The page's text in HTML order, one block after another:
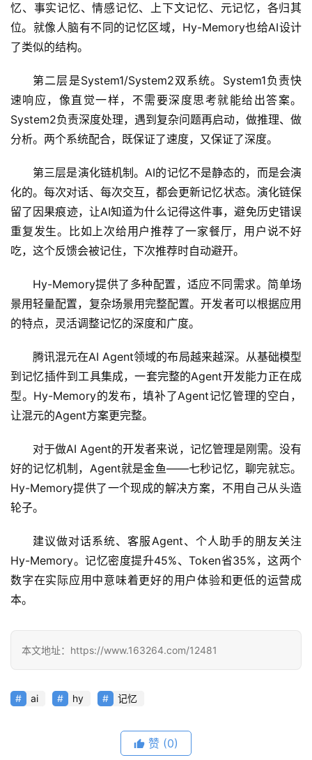
A
I
日
开
目
行
文
模
忆、事实记忆、情感记忆、上下文记忆、元记忆，各归其
位。就像人脑有不同的记忆区域，Hy-Memory也给AI设计
了类似的结构。
第二层是System1/System2双系统。System1负责快
速响应，像直觉一样，不需要深度思考就能给出答案。
System2负责深度处理，遇到复杂问题再启动，做推理、做
分析。两个系统配合，既保证了速度，又保证了深度。
第三层是演化链机制。AI的记忆不是静态的，而是会演
化的。每次对话、每次交互，都会更新记忆状态。演化链保
留了因果痕迹，让AI知道为什么记得这件事，避免历史错误
重复发生。比如上次给用户推荐了一家餐厅，用户说不好
吃，这个反馈会被记住，下次推荐时自动避开。
Hy-Memory提供了多种配置，适应不同需求。简单场
景用轻量配置，复杂场景用完整配置。开发者可以根据应用
的特点，灵活调整记忆的深度和广度。
腾讯混元在AI Agent领域的布局越来越深。从基础模型
到记忆插件到工具集成，一套完整的Agent开发能力正在成
型。Hy-Memory的发布，填补了Agent记忆管理的空白，
让混元的Agent方案更完整。
对于做AI Agent的开发者来说，记忆管理是刚需。没有
好的记忆机制，Agent就是金鱼——七秒记忆，聊完就忘。
Hy-Memory提供了一个现成的解决方案，不用自己从头造
轮子。
建议做对话系统、客服Agent、个人助手的朋友关注
Hy-Memory。记忆密度提升45%、Token省35%，这两个
数字在实际应用中意味着更好的用户体验和更低的运营成
本。
本文地址：https://www.163264.com/12481
ai hy 记忆
赞 (0)